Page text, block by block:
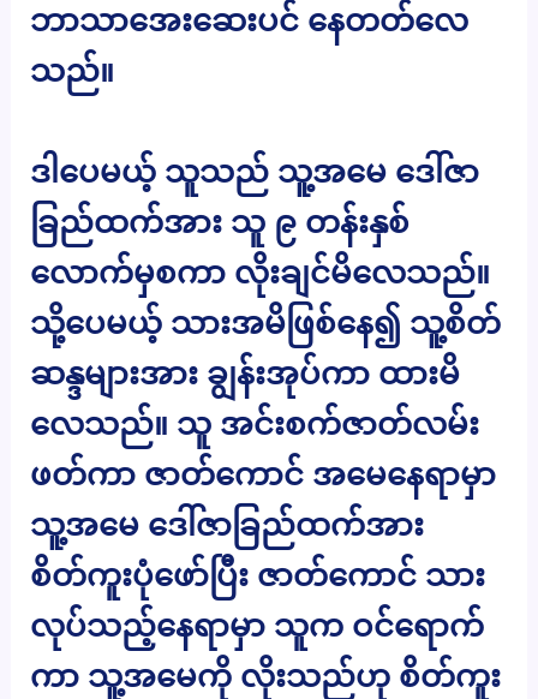
ဘာသာအေးဆေးပင် နေတတ်လေ
သည်။
ဒါပေမယ့် သူသည် သူ့အမေ ဒေါ်ဇာ
ခြည်ထက်အား သူ ၉ တန်းနှစ်
လောက်မှစကာ လိုးချင်မိလေသည်။
သို့ပေမယ့် သားအမိဖြစ်နေ၍ သူ့စိတ်
ဆန္ဒများအား ချွန်းအုပ်ကာ ထားမိ
လေသည်။ သူ အင်းစက်ဇာတ်လမ်း
ဖတ်ကာ ဇာတ်ကောင် အမေနေရာမှာ
သူ့အမေ ဒေါ်ဇာခြည်ထက်အား
စိတ်ကူးပုံဖော်ပြီး ဇာတ်ကောင် သား
လုပ်သည့်နေရာမှာ သူက ဝင်ရောက်
ကာ သူ့အမေကို လိုးသည်ဟု စိတ်ကူး